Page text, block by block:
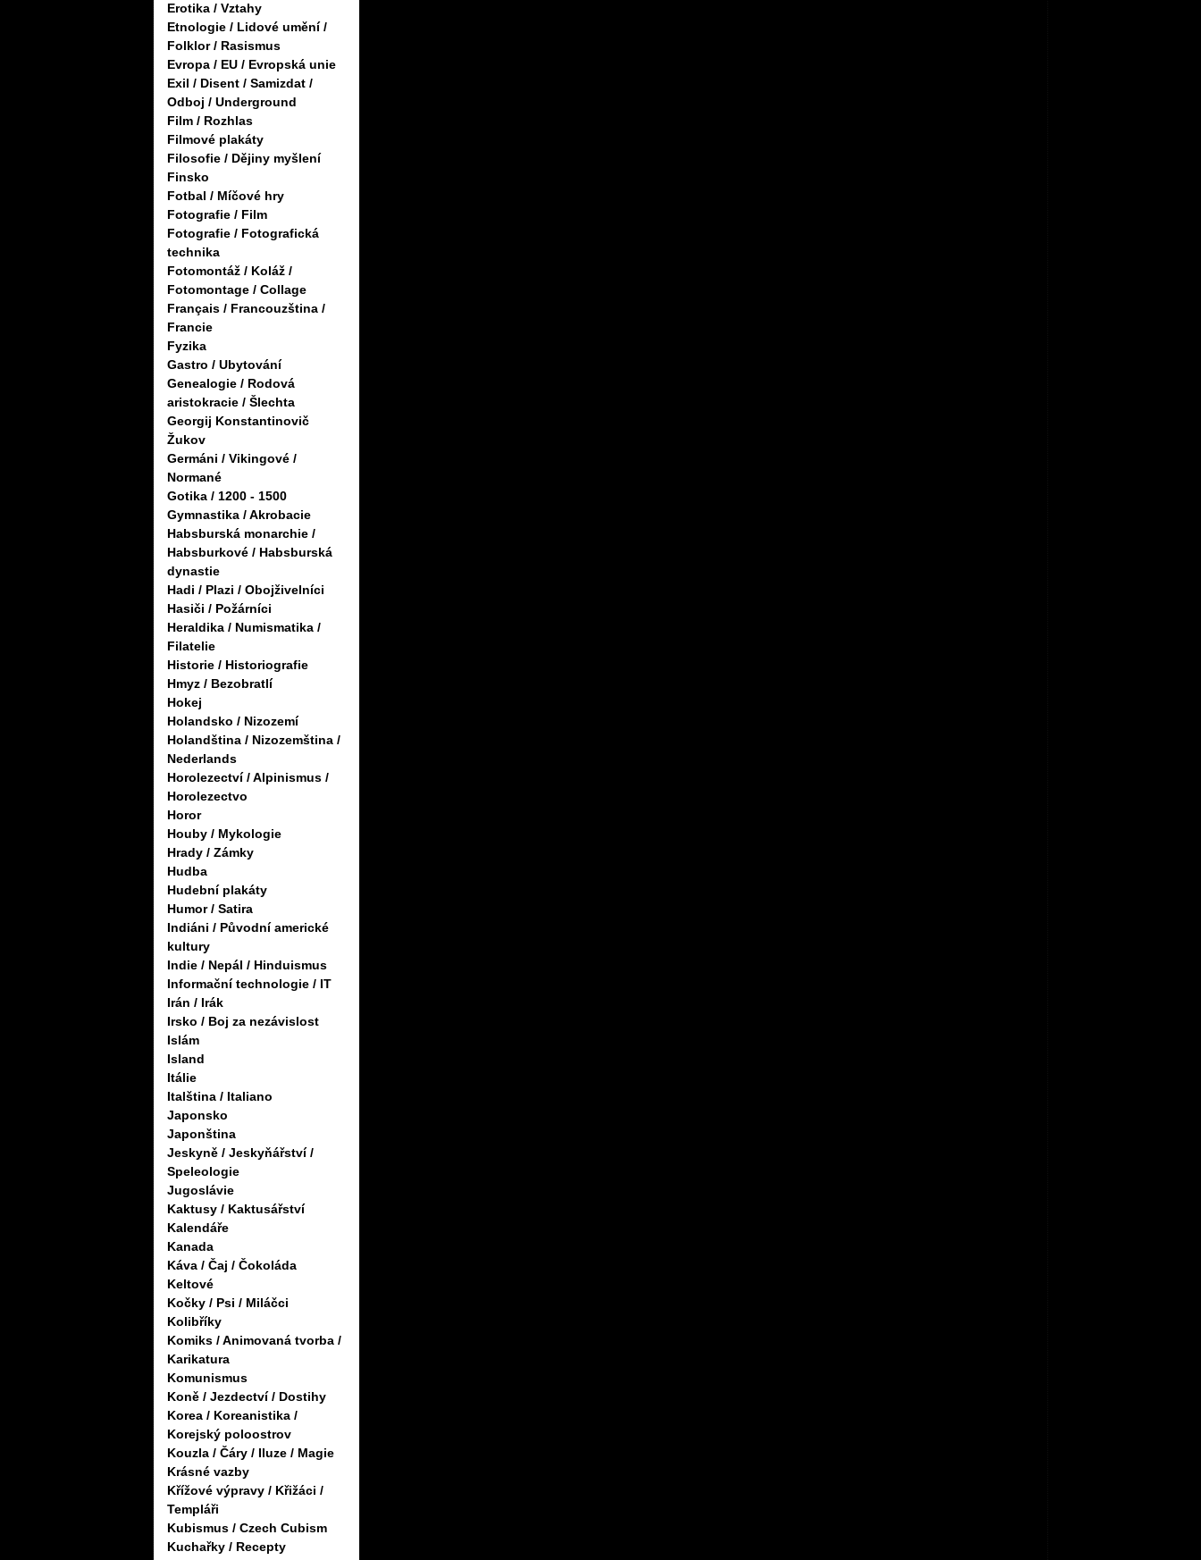
Erotika / Vztahy
Etnologie / Lidové umění /
Folklor / Rasismus
Evropa / EU / Evropská unie
Exil / Disent / Samizdat /
Odboj / Underground
Film / Rozhlas
Filmové plakáty
Filosofie / Dějiny myšlení
Finsko
Fotbal / Míčové hry
Fotografie / Film
Fotografie / Fotografická
technika
Fotomontáž / Koláž /
Fotomontage / Collage
Français / Francouzština /
Francie
Fyzika
Gastro / Ubytování
Genealogie / Rodová
aristokracie / Šlechta
Georgij Konstantinovič
Žukov
Germáni / Vikingové /
Normané
Gotika / 1200 - 1500
Gymnastika / Akrobacie
Habsburská monarchie /
Habsburkové / Habsburská
dynastie
Hadi / Plazi / Obojživelníci
Hasiči / Požárníci
Heraldika / Numismatika /
Filatelie
Historie / Historiografie
Hmyz / Bezobratlí
Hokej
Holandsko / Nizozemí
Holandština / Nizozemština /
Nederlands
Horolezectví / Alpinismus /
Horolezectvo
Horor
Houby / Mykologie
Hrady / Zámky
Hudba
Hudební plakáty
Humor / Satira
Indiáni / Původní americké
kultury
Indie / Nepál / Hinduismus
Informační technologie / IT
Irán / Irák
Irsko / Boj za nezávislost
Islám
Island
Itálie
Italština / Italiano
Japonsko
Japonština
Jeskyně / Jeskyňářství /
Speleologie
Jugoslávie
Kaktusy / Kaktusářství
Kalendáře
Kanada
Káva / Čaj / Čokoláda
Keltové
Kočky / Psi / Miláčci
Kolibříky
Komiks / Animovaná tvorba /
Karikatura
Komunismus
Koně / Jezdectví / Dostihy
Korea / Koreanistika /
Korejský poloostrov
Kouzla / Čáry / Iluze / Magie
Krásné vazby
Křížové výpravy / Křižáci /
Templáři
Kubismus / Czech Cubism
Kuchařky / Recepty